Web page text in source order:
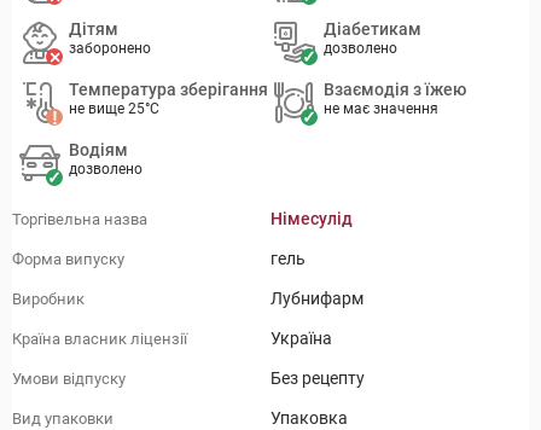
Дітям
заборонено
Діабетикам
дозволено
Температура зберігання
не вище 25°C
Взаємодія з їжею
не має значення
Водіям
дозволено
Торгівельна назва Німесулід
Форма випуску гель
Виробник Лубнифарм
Країна власник ліцензії Україна
Умови відпуску Без рецепту
Вид упаковки Упаковка